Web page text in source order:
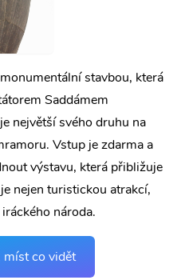
stavbou, která
Saddámem
největší svého druhu na
Vstup je zdarma a
výstavu, která přibližuje
nejen turistickou atrakcí,
národa.
co vidět